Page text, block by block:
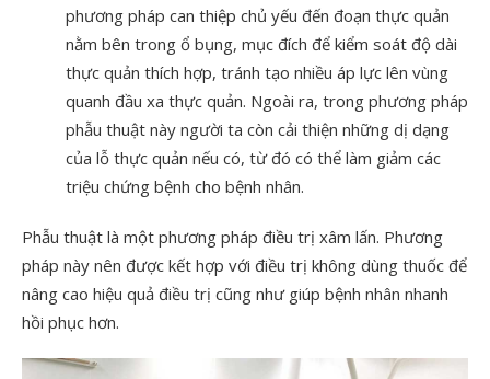
phương pháp can thiệp chủ yếu đến đoạn thực quản
nằm bên trong ổ bụng, mục đích để kiểm soát độ dài
thực quản thích hợp, tránh tạo nhiều áp lực lên vùng
quanh đầu xa thực quản. Ngoài ra, trong phương pháp
phẫu thuật này người ta còn cải thiện những dị dạng
của lỗ thực quản nếu có, từ đó có thể làm giảm các
triệu chứng bệnh cho bệnh nhân.
Phẫu thuật là một phương pháp điều trị xâm lấn. Phương
pháp này nên được kết hợp với điều trị không dùng thuốc để
nâng cao hiệu quả điều trị cũng như giúp bệnh nhân nhanh
hồi phục hơn.